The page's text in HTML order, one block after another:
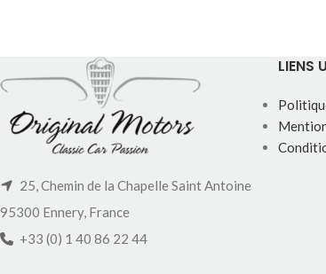
25, Chemin de la Chapelle Saint Antoine
95300 Ennery, France
+33 (0) 1 40 86 22 44
LIENS